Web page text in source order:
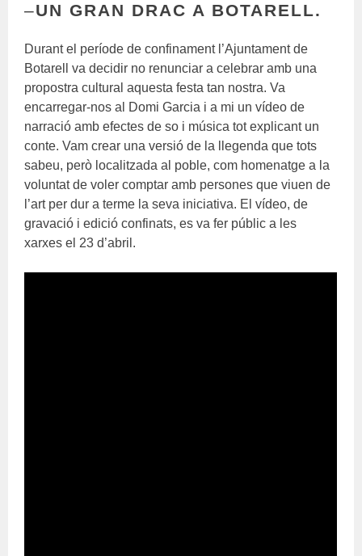
–UN GRAN DRAC A BOTARELL.
Durant el període de confinament l’Ajuntament de
Botarell va decidir no renunciar a celebrar amb una
propostra cultural aquesta festa tan nostra. Va
encarregar-nos al Domi Garcia i a mi un vídeo de
narració amb efectes de so i música tot explicant un
conte. Vam crear una versió de la llegenda que tots
sabeu, però localitzada al poble, com homenatge a la
voluntat de voler comptar amb persones que viuen de
l’art per dur a terme la seva iniciativa. El vídeo, de
gravació i edició confinats, es va fer públic a les
xarxes el 23 d’abril.